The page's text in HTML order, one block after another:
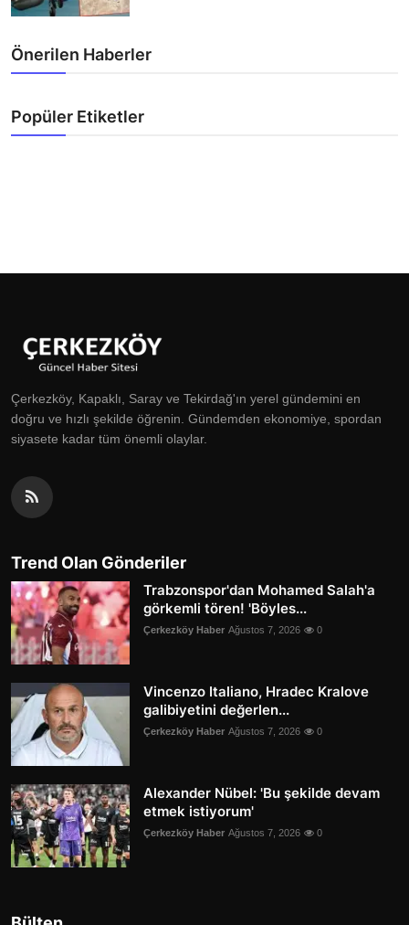
Önerilen Haberler
Popüler Etiketler
Çerkezköy, Kapaklı, Saray ve Tekirdağ'ın yerel gündemini en
doğru ve hızlı şekilde öğrenin. Gündemden ekonomiye, spordan
siyasete kadar tüm önemli olaylar.
Trend Olan Gönderiler
Trabzonspor'dan Mohamed Salah'a
görkemli tören! 'Böyles...
Çerkezköy Haber Ağustos 7, 2026 0
Vincenzo Italiano, Hradec Kralove
galibiyetini değerlen...
Çerkezköy Haber Ağustos 7, 2026 0
Alexander Nübel: 'Bu şekilde devam
etmek istiyorum'
Çerkezköy Haber Ağustos 7, 2026 0